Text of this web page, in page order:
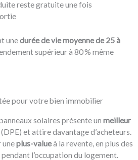
reste gratuite une fois
unedurée de vie moyenne de 25 à
supérieur à 80 % même
pour votre bien immobilier
solaires présente un meilleur
(DPE) et attire davantage d’acheteurs.
uneplus-valueà la revente, en plus des
l’occupation du logement.